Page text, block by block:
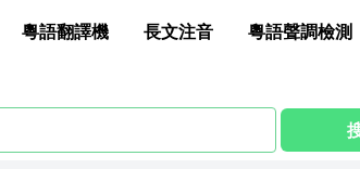
粵語翻譯機 長文注音 粵語聲調檢測